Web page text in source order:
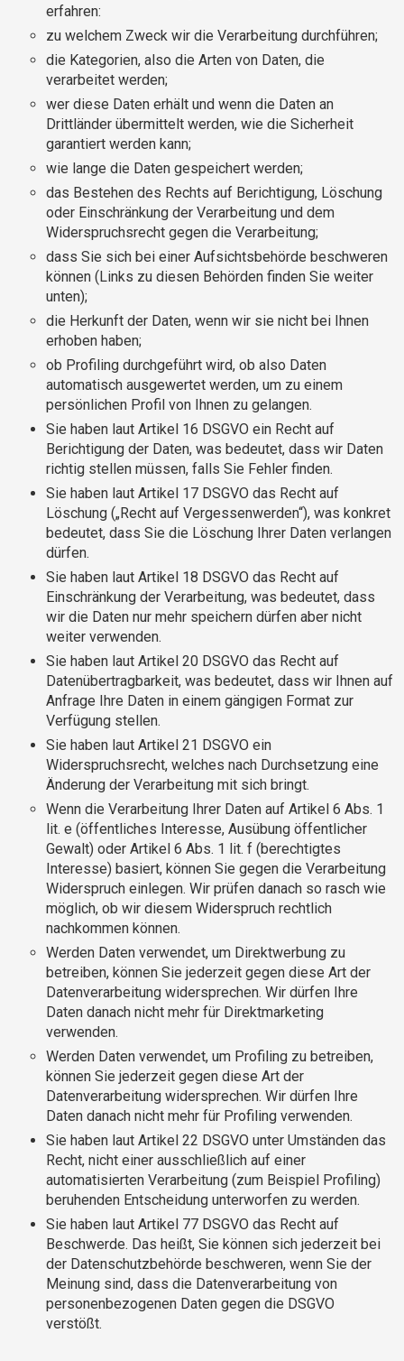
erfahren:
zu welchem Zweck wir die Verarbeitung durchführen;
die Kategorien, also die Arten von Daten, die
verarbeitet werden;
wer diese Daten erhält und wenn die Daten an
Drittländer übermittelt werden, wie die Sicherheit
garantiert werden kann;
wie lange die Daten gespeichert werden;
das Bestehen des Rechts auf Berichtigung, Löschung
oder Einschränkung der Verarbeitung und dem
Widerspruchsrecht gegen die Verarbeitung;
dass Sie sich bei einer Aufsichtsbehörde beschweren
können (Links zu diesen Behörden finden Sie weiter
unten);
die Herkunft der Daten, wenn wir sie nicht bei Ihnen
erhoben haben;
ob Profiling durchgeführt wird, ob also Daten
automatisch ausgewertet werden, um zu einem
persönlichen Profil von Ihnen zu gelangen.
Sie haben laut Artikel 16 DSGVO ein Recht auf
Berichtigung der Daten, was bedeutet, dass wir Daten
richtig stellen müssen, falls Sie Fehler finden.
Sie haben laut Artikel 17 DSGVO das Recht auf
Löschung („Recht auf Vergessenwerden“), was konkret
bedeutet, dass Sie die Löschung Ihrer Daten verlangen
dürfen.
Sie haben laut Artikel 18 DSGVO das Recht auf
Einschränkung der Verarbeitung, was bedeutet, dass
wir die Daten nur mehr speichern dürfen aber nicht
weiter verwenden.
Sie haben laut Artikel 20 DSGVO das Recht auf
Datenübertragbarkeit, was bedeutet, dass wir Ihnen auf
Anfrage Ihre Daten in einem gängigen Format zur
Verfügung stellen.
Sie haben laut Artikel 21 DSGVO ein
Widerspruchsrecht, welches nach Durchsetzung eine
Änderung der Verarbeitung mit sich bringt.
Wenn die Verarbeitung Ihrer Daten auf Artikel 6 Abs. 1
lit. e (öffentliches Interesse, Ausübung öffentlicher
Gewalt) oder Artikel 6 Abs. 1 lit. f (berechtigtes
Interesse) basiert, können Sie gegen die Verarbeitung
Widerspruch einlegen. Wir prüfen danach so rasch wie
möglich, ob wir diesem Widerspruch rechtlich
nachkommen können.
Werden Daten verwendet, um Direktwerbung zu
betreiben, können Sie jederzeit gegen diese Art der
Datenverarbeitung widersprechen. Wir dürfen Ihre
Daten danach nicht mehr für Direktmarketing
verwenden.
Werden Daten verwendet, um Profiling zu betreiben,
können Sie jederzeit gegen diese Art der
Datenverarbeitung widersprechen. Wir dürfen Ihre
Daten danach nicht mehr für Profiling verwenden.
Sie haben laut Artikel 22 DSGVO unter Umständen das
Recht, nicht einer ausschließlich auf einer
automatisierten Verarbeitung (zum Beispiel Profiling)
beruhenden Entscheidung unterworfen zu werden.
Sie haben laut Artikel 77 DSGVO das Recht auf
Beschwerde. Das heißt, Sie können sich jederzeit bei
der Datenschutzbehörde beschweren, wenn Sie der
Meinung sind, dass die Datenverarbeitung von
personenbezogenen Daten gegen die DSGVO
verstößt.